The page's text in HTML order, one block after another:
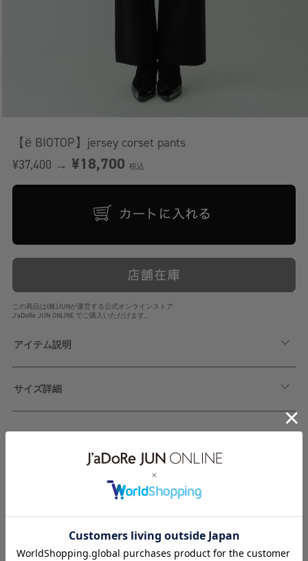
【ё BIOTOP】jersey corset pants
¥37,400 → ¥18,700 税込
この商品は(株)JUNが運営する公式オンラインストア
J'aDoRe JUN ONLINE でご購入いただけます。
アイテム説明
サイズ詳細